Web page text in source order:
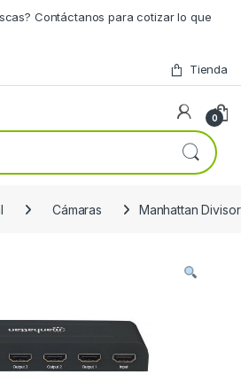
Contáctanos para cotizar lo que
Tienda
0
Cámaras Manhattan